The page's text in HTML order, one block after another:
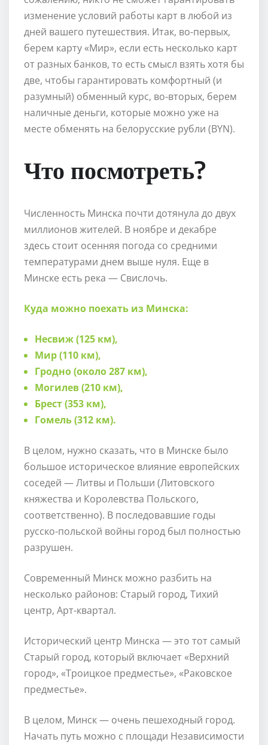
изменение условий работы карт в любой из
дней вашего путешествия. Итак, во-первых,
берем карту «Мир», если есть несколько карт
от разных банков, то есть смысл взять хотя бы
две, чтобы гарантировать комфортный (и
разумный) обменный курс, во-вторых, берем
наличные деньги, которые можно уже на
месте обменять на белорусские рубли (BYN).
Что посмотреть?
Численность Минска почти дотянула до двух
миллионов жителей. В ноябре и декабре
здесь стоит осенняя погода со средними
температурами днем выше нуля. Еще в
Минске есть река — Свислочь.
Куда можно поехать из Минска:
Несвиж (125 км),
Мир (110 км),
Гродно (около 287 км),
Могилев (210 км),
Брест (353 км),
Гомель (312 км).
В целом, нужно сказать, что в Минске было
большое историческое влияние европейских
соседей — Литвы и Польши (Литовского
княжества и Королевства Польского,
соответственно). В последовавшие годы
русско-польской войны город был полностью
разрушен.
Современный Минск можно разбить на
несколько районов: Старый город, Тихий
центр, Арт-квартал.
Исторический центр Минска — это тот самый
Старый город, который включает «Верхний
город», «Троицкое предместье», «Раковское
предместье».
В целом, Минск — очень пешеходный город.
Начать путь можно с площади Независимости